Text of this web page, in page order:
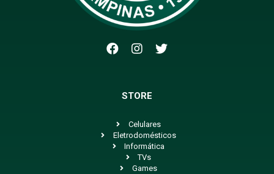
STORE
Celulares
Eletrodomésticos
Informática
TVs
Games